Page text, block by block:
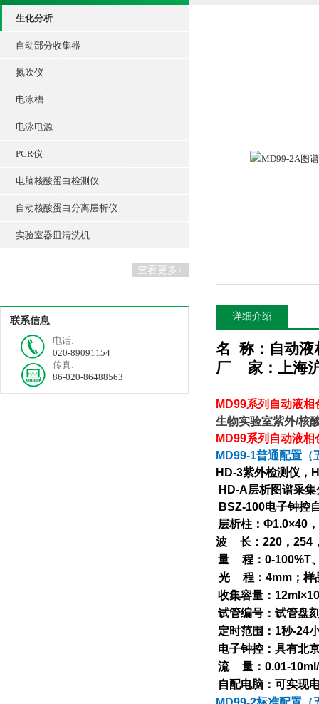
生化分析
自动部分收集器
氮吹仪
电泳槽
电泳电源
PCR仪
电脑核酸蛋白检测仪
自动核酸蛋白分离层析仪
实验室器皿清洗机
查看更多+
联系信息
电话:
020-89091154
传真:
86-020-86488563
详细介绍
名 称： 自动液
厂
家：上海
MD99系列 自动液相
生物实验室紫外/核
MD99系列 自动液相
MD99-1普通配置（
HD-3紫外检测仪，
HD-A层析图谱采
BSZ-100电子钟控
层析柱： Φ1.0×40 ，
波
长： 220 ， 254
量
程： 0-100%T
光
程： 4mm ；
收集容量：
试管编号：试管盘
定时范围： 1秒-24
电子钟控：具有北
流
量： 0.01-
自配电脑：可实现